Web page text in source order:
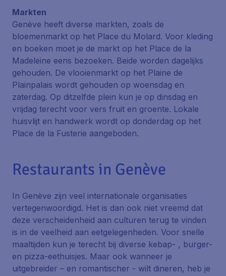
Markten
Genève heeft diverse markten, zoals de
bloemenmarkt op het Place du Molard. Voor kleding
en boeken moet je de markt op het Place de la
Madeleine eens bezoeken. Beide worden dagelijks
gehouden. De vlooienmarkt op het Plaine de
Plainpalais wordt gehouden op woensdag en
zaterdag. Op ditzelfde plein kun je op dinsdag en
vrijdag terecht voor vers fruit en groente. Lokale
huisvlijt en handwerk wordt op donderdag op het
Place de la Fusterie aangeboden.
Restaurants in Genève
In Genève zijn veel internationale organisaties
vertegenwoordigd. Het is dan ook niet vreemd dat
deze verscheidenheid aan culturen terug te vinden
is in de veelheid aan eetgelegenheden. Voor snelle
maaltijden kun je terecht bij diverse kebap- , burger-
en pizza-eethuisjes. Maar ook wanneer je
uitgebreider – en romantischer - wilt dineren, heb je